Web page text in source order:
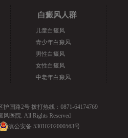
白癜风人群
儿童白癜风
青少年白癜风
男性白癜风
女性白癜风
中老年白癜风
国路2号 拨打热线：0871-64174769
医院. All Rights Reserved
滇公安备 53010202000563号